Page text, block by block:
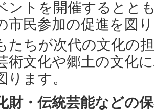
ントを開催するとと
市民参加の促進を図
たちが次代の文化の
術文化や郷土の文化
ります。
財・伝統芸能などの